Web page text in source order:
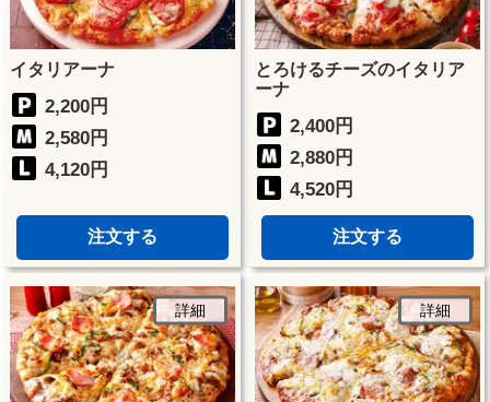
イタリアーナ
2,200円
2,580円
4,120円
注文する
とろけるチーズのイタリア
ーナ
2,400円
2,880円
4,520円
注文する
詳細 詳細